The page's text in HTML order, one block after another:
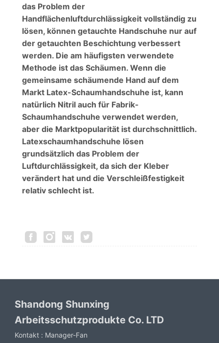
das Problem der
Handflächenluftdurchlässigkeit vollständig zu
lösen, können getauchte Handschuhe nur auf
der getauchten Beschichtung verbessert
werden. Die am häufigsten verwendete
Methode ist das Schäumen. Wenn die
gemeinsame schäumende Hand auf dem
Markt Latex-Schaumhandschuhe ist, kann
natürlich Nitril auch für Fabrik-
Schaumhandschuhe verwendet werden,
aber die Marktpopularität ist durchschnittlich.
Latexschaumhandschuhe lösen
grundsätzlich das Problem der
Luftdurchlässigkeit, da sich der Kleber
verändert hat und die Verschleißfestigkeit
relativ schlecht ist.
Shandong Shunxing
Arbeitsschutzprodukte Co. LTD
Kontakt : Manager-Fan